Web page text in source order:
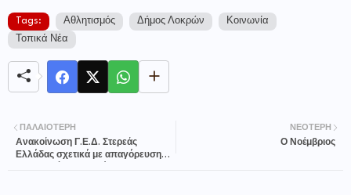
Tags: Αθλητισμός Δήμος Λοκρών
Κοινωνία
Τοπικά Νέα
ΝΕΌΤΕΡΗ
Ο Νοέμβριος
ΠΑΛΑΙΌΤΕΡΗ
Ανακοίνωση Γ.Ε.Δ. Στερεάς
Ελλάδας σχετικά με απαγόρευση